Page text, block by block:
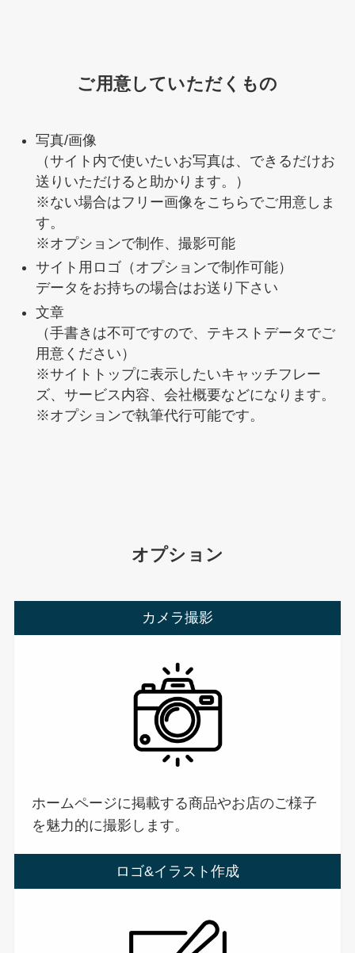
ご用意していただくもの
写真/画像
（サイト内で使いたいお写真は、できるだけお
送りいただけると助かります。）
※ない場合はフリー画像をこちらでご用意しま
す。
※オプションで制作、撮影可能
サイト用ロゴ（オプションで制作可能）
データをお持ちの場合はお送り下さい
文章
（手書きは不可ですので、テキストデータでご
用意ください）
※サイトトップに表示したいキャッチフレー
ズ、サービス内容、会社概要などになります。
※オプションで執筆代行可能です。
オプション
カメラ撮影
ホームページに掲載する商品やお店のご様子
を魅力的に撮影します。
ロゴ&イラスト作成